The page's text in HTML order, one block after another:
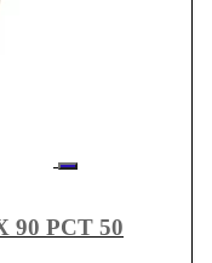
90 PCT 50